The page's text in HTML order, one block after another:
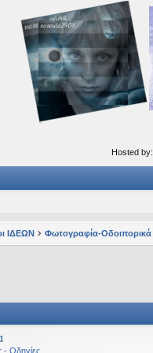
ταξίδια του νού...
Hosted by:
ΙΔΕΩΝ Φωτογραφία-Οδοιπορικά
- Οδηγίες